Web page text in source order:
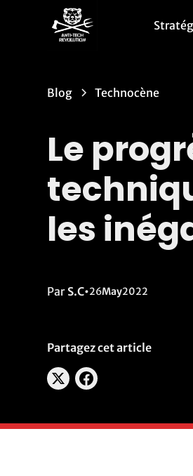
Blog Technocène
Le
les
Par S.C•26May2022
Partagez cet article